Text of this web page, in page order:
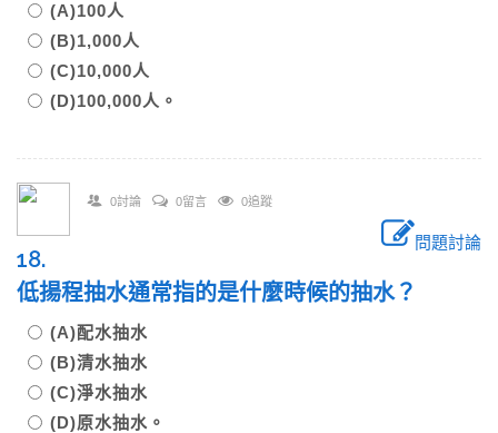
(A)100人
(B)1,000人
(C)10,000人
(D)100,000人。
0討論 0留言 0追蹤
問題討論
18.
低揚程抽水通常指的是什麼時候的抽水？
(A)配水抽水
(B)清水抽水
(C)淨水抽水
(D)原水抽水。